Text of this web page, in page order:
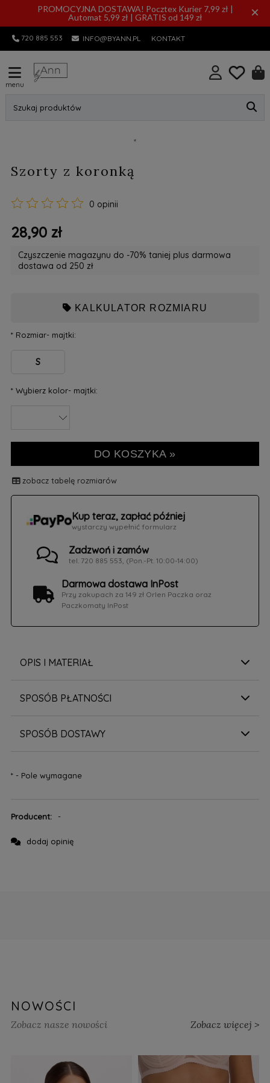
PROMOCYJNA DOSTAWA! Pocztex Kurier 7,99 zł |
Automat 5,99 zł | GRATIS od 149 zł
×
720 885 553 INFO@BYANN.PL KONTAKT
menu
Szukaj produktów
Szorty z koronką
0 opinii
28,90 zł
Czyszczenie magazynu do -70% taniej plus darmowa
dostawa od 250 zł
KALKULATOR ROZMIARU
*Rozmiar- majtki:
S
*Wybierz kolor- majtki:
DO KOSZYKA »
zobacz tabelę rozmiarów
Kup teraz, zapłać później
wystarczy wypełnić formularz
Zadzwoń i zamów
tel. 720 885 553, (Pon.-Pt. 10:00-14:00)
Darmowa dostawa InPost
Przy zakupach za 149 zł Orlen Paczka oraz
Paczkomaty InPost
OPIS I MATERIAŁ
SPOSÓB PŁATNOŚCI
SPOSÓB DOSTAWY
*- Pole wymagane
Producent: -
dodaj opinię
NOWOŚCI
Zobacz nasze nowości Zobacz więcej >